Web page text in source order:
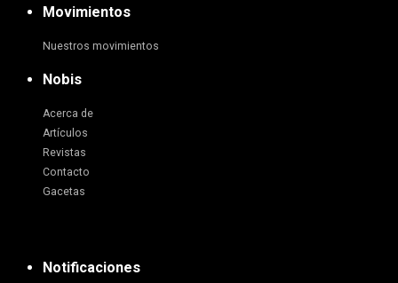
Movimientos
Nuestros movimientos
Nobis
Acerca de
Artículos
Revistas
Contacto
Gacetas
Notificaciones